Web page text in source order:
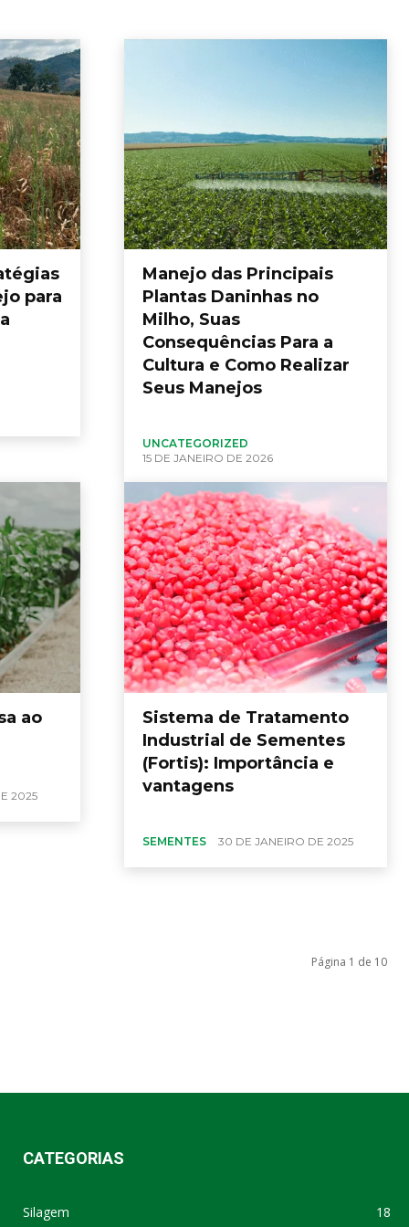
para
Manejo das Principais
Plantas Daninhas no
Milho, Suas
Consequências Para a
Cultura e Como Realizar
Seus Manejos
UNCATEGORIZED
15 DE JANEIRO DE 2026
ao
2025
Sistema de Tratamento
Industrial de Sementes
(Fortis): Importância e
vantagens
SEMENTES 30 DE JANEIRO DE 2025
Página 1 de 10
CATEGORIAS
Silagem 18